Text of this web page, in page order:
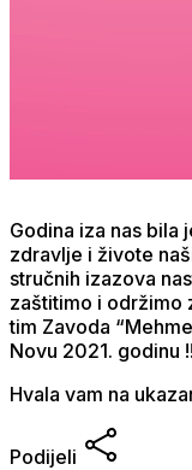
Godina iza nas bila
zdravlje i živote
stručnih izazova
zaštitimo i održimo
tim Zavoda
Novu 2021. godinu
Hvala vam na
Podijeli